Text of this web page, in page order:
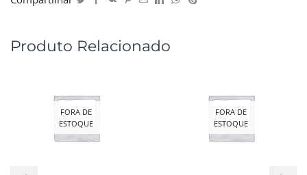
Produto Relacionado
FORA DE
ESTOQUE
FORA DE
ESTOQUE